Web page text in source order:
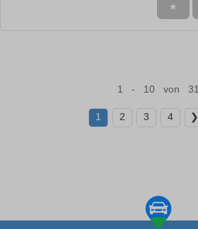
★
1 - 10 von 31
1 2 3 4 ❯